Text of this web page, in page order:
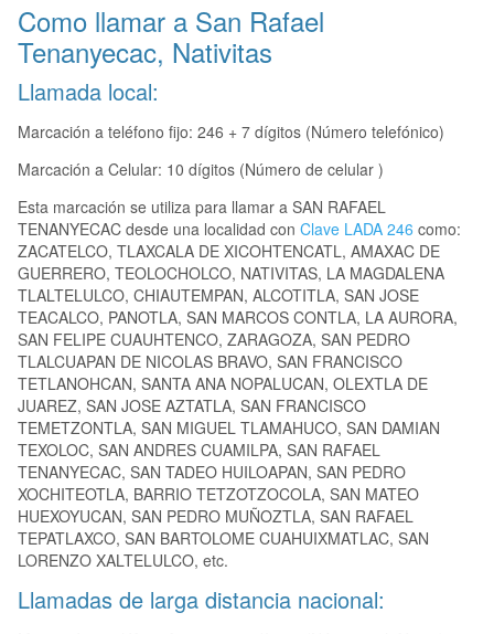
Como llamar a San Rafael
Tenanyecac, Nativitas
Llamada local:
Marcación a teléfono fijo: 246 + 7 dígitos (Número telefónico)
Marcación a Celular: 10 dígitos (Número de celular )
Esta marcación se utiliza para llamar a SAN RAFAEL
TENANYECAC desde una localidad con Clave LADA 246 como:
ZACATELCO, TLAXCALA DE XICOHTENCATL, AMAXAC DE
GUERRERO, TEOLOCHOLCO, NATIVITAS, LA MAGDALENA
TLALTELULCO, CHIAUTEMPAN, ALCOTITLA, SAN JOSE
TEACALCO, PANOTLA, SAN MARCOS CONTLA, LA AURORA,
SAN FELIPE CUAUHTENCO, ZARAGOZA, SAN PEDRO
TLALCUAPAN DE NICOLAS BRAVO, SAN FRANCISCO
TETLANOHCAN, SANTA ANA NOPALUCAN, OLEXTLA DE
JUAREZ, SAN JOSE AZTATLA, SAN FRANCISCO
TEMETZONTLA, SAN MIGUEL TLAMAHUCO, SAN DAMIAN
TEXOLOC, SAN ANDRES CUAMILPA, SAN RAFAEL
TENANYECAC, SAN TADEO HUILOAPAN, SAN PEDRO
XOCHITEOTLA, BARRIO TETZOTZOCOLA, SAN MATEO
HUEXOYUCAN, SAN PEDRO MUÑOZTLA, SAN RAFAEL
TEPATLAXCO, SAN BARTOLOME CUAHUIXMATLAC, SAN
LORENZO XALTELULCO, etc.
Llamadas de larga distancia nacional: